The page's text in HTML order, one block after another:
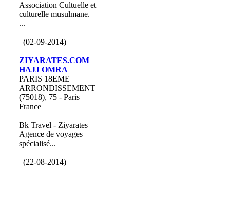
Association Cultuelle et
culturelle musulmane.
...
(02-09-2014)
ZIYARATES.COM
HAJJ OMRA
PARIS 18EME
ARRONDISSEMENT
(75018), 75 - Paris
France
Bk Travel - Ziyarates
Agence de voyages
spécialisé...
(22-08-2014)